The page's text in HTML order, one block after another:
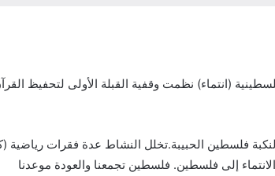
جيل التحرير والعودةوجاء هذا النشاط في الذكرة 69 لنكبة فلسطين
إلى فلسطين. فلسطين تجمعنا والعودة موعدنا